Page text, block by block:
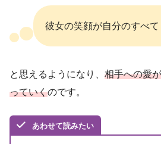
彼女の笑顔が自分のすべて
と思えるようになり、 相手への愛
っていくのです。
あわせて読みたい